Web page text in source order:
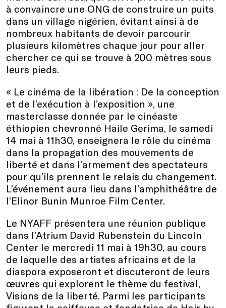
à convaincre une ONG de construire un puits
dans un village nigérien, évitant ainsi à de
nombreux habitants de devoir parcourir
plusieurs kilomètres chaque jour pour aller
chercher ce qui se trouve à 200 mètres sous
leurs pieds.
« Le cinéma de la libération : De la conception
et de l’exécution à l’exposition », une
masterclasse donnée par le cinéaste
éthiopien chevronné Haile Gerima, le samedi
14 mai à 11h30, enseignera le rôle du cinéma
dans la propagation des mouvements de
liberté et dans l’armement des spectateurs
pour qu’ils prennent le relais du changement.
L’événement aura lieu dans l’amphithéâtre de
l’Elinor Bunin Munroe Film Center.
Le NYAFF présentera une réunion publique
dans l’Atrium David Rubenstein du Lincoln
Center le mercredi 11 mai à 19h30, au cours
de laquelle des artistes africains et de la
diaspora exposeront et discuteront de leurs
œuvres qui explorent le thème du festival,
Visions de la liberté. Parmi les participants